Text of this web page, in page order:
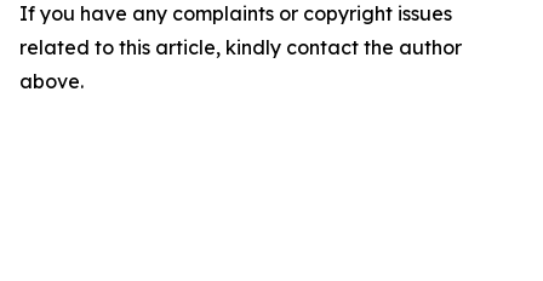
If you have any complaints or copyright issues
related to this article, kindly contact the author
above.